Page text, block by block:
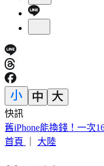
快訊
7月去過好萊塢環球影
風險